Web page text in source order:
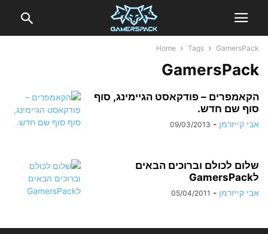
Home Tags GamersPack
GamersPack
הקאמפרים – פודקאסט הגיימינג, סוף
סוף שם חדש.
אבי קייזרמן -
09/03/2013
שלום לכולם וברוכים הבאים
לGamersPack
אבי קייזרמן -
05/04/2011